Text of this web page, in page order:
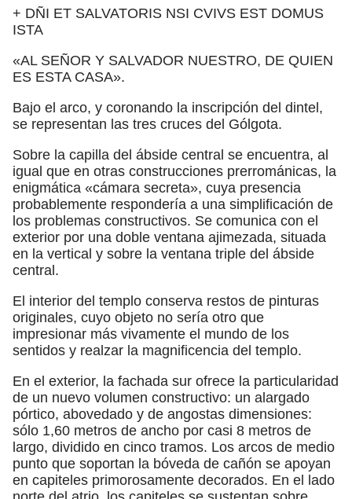
+ DÑI ET SALVATORIS NSI CVIVS EST DOMUS
ISTA
«AL SEÑOR Y SALVADOR NUESTRO, DE QUIEN
ES ESTA CASA».
Bajo el arco, y coronando la inscripción del dintel,
se representan las tres cruces del Gólgota.
Sobre la capilla del ábside central se encuentra, al
igual que en otras construcciones prerrománicas, la
enigmática «cámara secreta», cuya presencia
probablemente respondería a una simplificación de
los problemas constructivos. Se comunica con el
exterior por una doble ventana ajimezada, situada
en la vertical y sobre la ventana triple del ábside
central.
El interior del templo conserva restos de pinturas
originales, cuyo objeto no sería otro que
impresionar más vivamente el mundo de los
sentidos y realzar la magnificencia del templo.
En el exterior, la fachada sur ofrece la particularidad
de un nuevo volumen constructivo: un alargado
pórtico, abovedado y de angostas dimensiones:
sólo 1,60 metros de ancho por casi 8 metros de
largo, dividido en cinco tramos. Los arcos de medio
punto que soportan la bóveda de cañón se apoyan
en capiteles primorosamente decorados. En el lado